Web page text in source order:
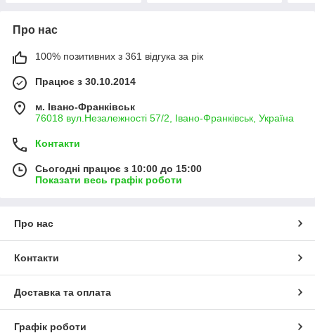
Про нас
100% позитивних з 361 відгука за рік
Працює з 30.10.2014
м. Івано-Франківськ
76018 вул.Незалежності 57/2, Івано-Франківськ, Україна
Контакти
Сьогодні працює з 10:00 до 15:00
Показати весь графік роботи
Про нас
Контакти
Доставка та оплата
Графік роботи